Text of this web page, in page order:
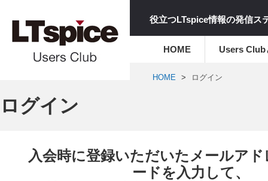
役立つLTspice情報の発信ス
HOME Users Club
HOME ログイン
ログイン
入会時に登録いただいたメールア
ードを入力して、